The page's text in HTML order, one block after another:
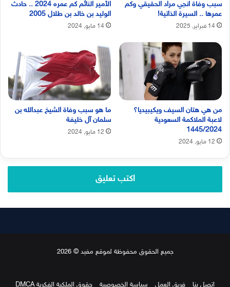
سبب وفاة انجي مراد الحقيقي وكم
عمرها .. السيرة الذاتية!
14 فبراير, 2025
الأمير النائم كم عمره 2024 .. حادث
الوليد بن خالد بن طلال 2005
14 مايو, 2024
من هي هتان السيف ويكيبيديا؟
لاعبة الملاكمة السعودية
1445/2024
12 مايو, 2024
ما هو سبب وفاة الشيخ عبدالله بن
سلمان آل خليفة
12 مايو, 2024
اكتب تعليق
جميع الحقوق محفوظة لموقع مفيد © 2026
اتصل بنا فريق العمل سياسة الخصوصية حقوق الملكية الفكرية DMCA